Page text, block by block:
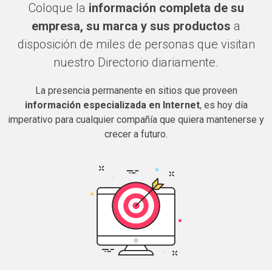
Coloque la información completa de su
empresa, su marca y sus productos a
disposición de miles de personas que visitan
nuestro Directorio diariamente.
La presencia permanente en sitios que proveen
información especializada en Internet, es hoy día
imperativo para cualquier compañía que quiera mantenerse y
crecer a futuro.